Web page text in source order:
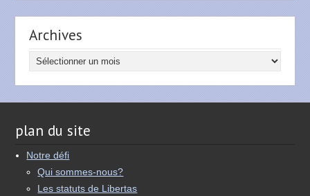
Archives
Archives
plan du site
Notre défi
Qui sommes-nous?
Les statuts de Libertas